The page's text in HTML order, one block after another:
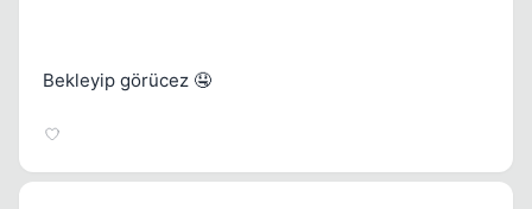
Bekleyip görücez 🤤